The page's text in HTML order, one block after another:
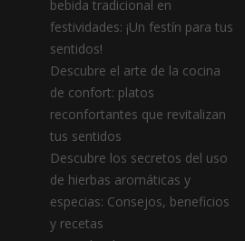
bebida tradicional en
festividades: ¡Un festín para tus
sentidos!
Descubre el arte de la cocina
de confort: platos
reconfortantes que revitalizan
tus sentidos
Descubre los secretos del uso
de hierbas aromáticas y
especias: Consejos, beneficios
y recetas